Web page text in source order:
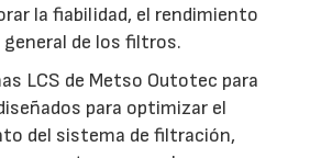
la fiabilidad, el rendimiento
general de los filtros.
LCS de Metso Outotec para
para optimizar el
del sistema de filtración,